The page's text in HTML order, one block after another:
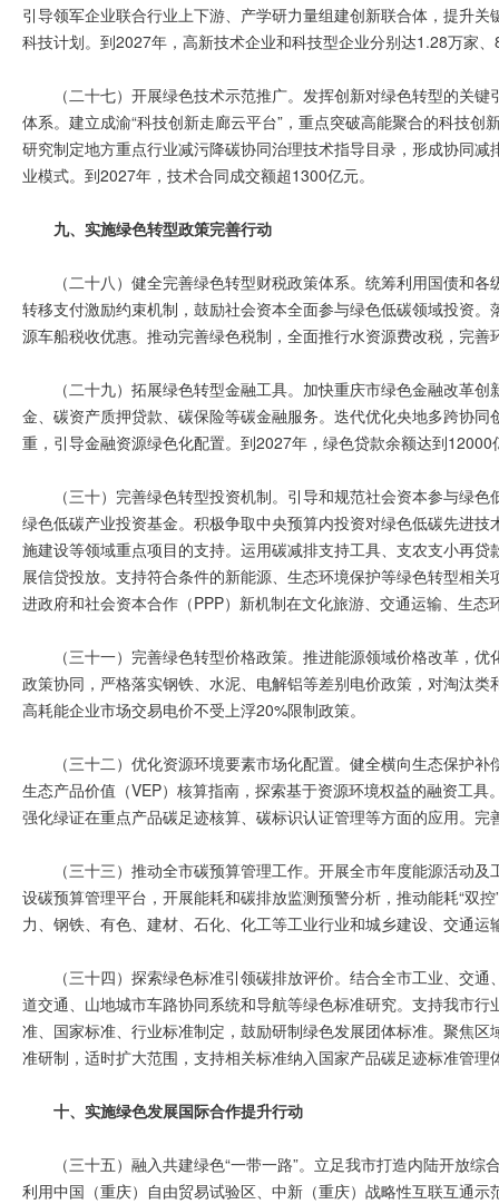
引导领军企业联合行业上下游、产学研力量组建创新联合体，提升
科技计划。到2027年，高新技术企业和科技型企业分别达1.28万家
（二十七）开展绿色技术示范推广。发挥创新对绿色转型的关
体系。建立成渝“科技创新走廊云平台”，重点突破高能聚合的科技
研究制定地方重点行业减污降碳协同治理技术指导目录，形成协同
业模式。到2027年，技术合同成交额超1300亿元。
九、实施绿色转型政策完善行动
（二十八）健全完善绿色转型财税政策体系。统筹利用国债和
转移支付激励约束机制，鼓励社会资本全面参与绿色低碳领域投资
源车船税收优惠。推动完善绿色税制，全面推行水资源费改税，完善
（二十九）拓展绿色转型金融工具。加快重庆市绿色金融改革
金、碳资产质押贷款、碳保险等碳金融服务。迭代优化央地多跨协
重，引导金融资源绿色化配置。到2027年，绿色贷款余额达到12000
（三十）完善绿色转型投资机制。引导和规范社会资本参与绿
绿色低碳产业投资基金。积极争取中央预算内投资对绿色低碳先进
施建设等领域重点项目的支持。运用碳减排支持工具、支农支小再
展信贷投放。支持符合条件的新能源、生态环境保护等绿色转型相
进政府和社会资本合作（PPP）新机制在文化旅游、交通运输、生态
（三十一）完善绿色转型价格政策。推进能源领域价格改革，
政策协同，严格落实钢铁、水泥、电解铝等差别电价政策，对淘汰
高耗能企业市场交易电价不受上浮20%限制政策。
（三十二）优化资源环境要素市场化配置。健全横向生态保护
生态产品价值（VEP）核算指南，探索基于资源环境权益的融资工
强化绿证在重点产品碳足迹核算、碳标识认证管理等方面的应用。完
（三十三）推动全市碳预算管理工作。开展全市年度能源活动
设碳预算管理平台，开展能耗和碳排放监测预警分析，推动能耗“双
力、钢铁、有色、建材、石化、化工等工业行业和城乡建设、交通
（三十四）探索绿色标准引领碳排放评价。结合全市工业、交
道交通、山地城市车路协同系统和导航等绿色标准研究。支持我市
准、国家标准、行业标准制定，鼓励研制绿色发展团体标准。聚焦
准研制，适时扩大范围，支持相关标准纳入国家产品碳足迹标准管理
十、实施绿色发展国际合作提升行动
（三十五）融入共建绿色“一带一路”。立足我市打造内陆开放
利用中国（重庆）自由贸易试验区、中新（重庆）战略性互联互通